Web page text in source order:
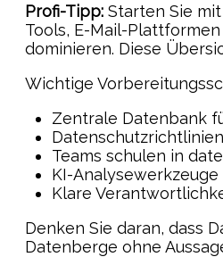
Profi-Tipp: Starten Sie
Tools, E-Mail-
dominieren. Diese
Wichtige
Zentrale Datenbank
Teams schulen in
KI-
Klare
Denken Sie daran, dass
Datenberge ohne